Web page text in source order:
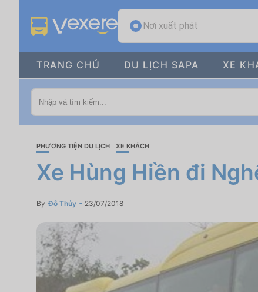
Nơi xuất phát
TRANG CHỦ DU LỊCH SAPA XE
PHƯƠNG TIỆN DU LỊCH XE KHÁCH
Xe Hùng Hiền đi
By Đỗ Thủy 23/07/2018